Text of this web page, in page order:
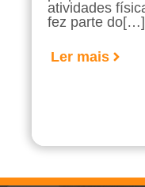
atividades
fez parte do[…]
Ler mais